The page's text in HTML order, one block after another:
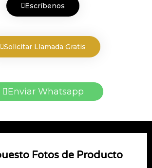
Escríbenos
Solicitar Llamada Gratis
Enviar Whatsapp
Fotos de Producto